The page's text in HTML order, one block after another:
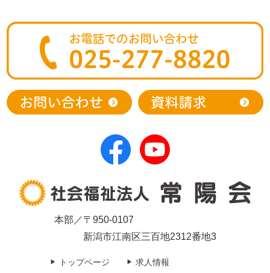
本部／〒950-0107
新潟市江南区三百地2312番地3
トップページ
求人情報